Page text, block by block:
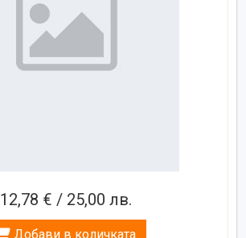
12,78 € / 25,00 лв.
Добави в количката